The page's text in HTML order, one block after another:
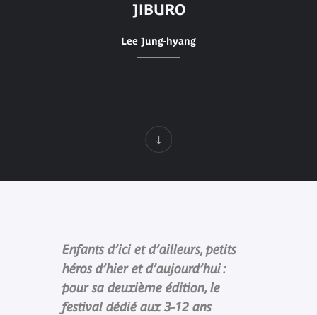
JIBURO
Lee Jung-hyang
Enfants d’ici et d’ailleurs, petits
héros d’hier et d’aujourd’hui :
pour sa deuxième édition, le
festival dédié aux 3-12 ans